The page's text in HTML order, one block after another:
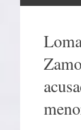
contenido